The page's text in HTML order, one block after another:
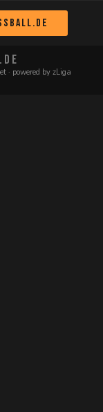
.DE
· powered by zLiga